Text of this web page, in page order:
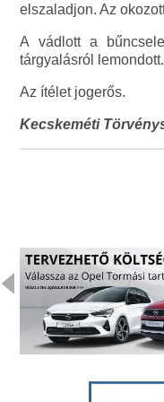
elszaladjon. Az
A vádlott a
tárgyalásról lemondott.
Az ítélet jogerős.
Kecskeméti